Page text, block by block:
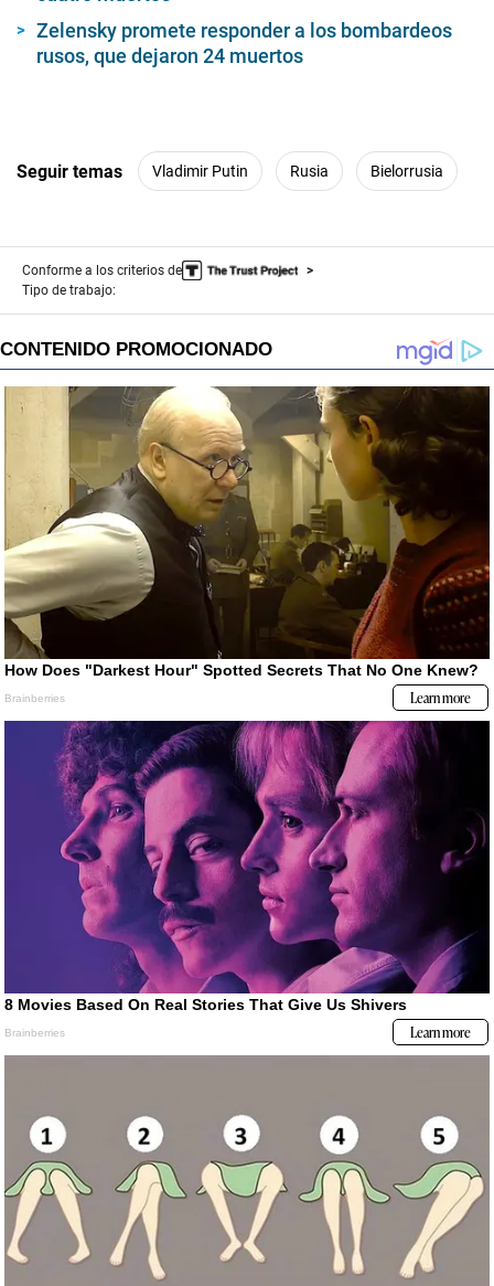
Zelensky promete responder a los bombardeos
rusos, que dejaron 24 muertos
Seguir temas Vladimir Putin Rusia Bielorrusia
Conforme a los criterios de
Tipo de trabajo: